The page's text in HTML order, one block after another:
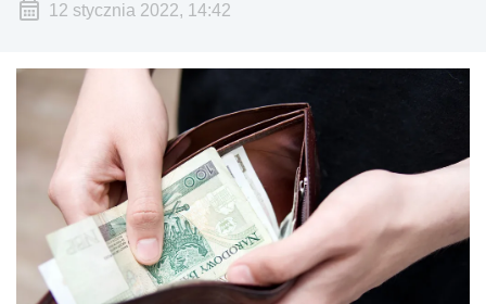
12 stycznia 2022, 14:42